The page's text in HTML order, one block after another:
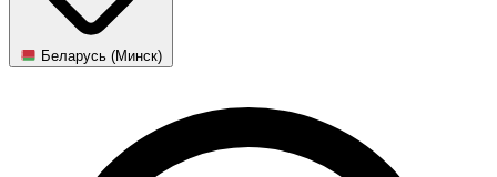
Беларусь (Минск)